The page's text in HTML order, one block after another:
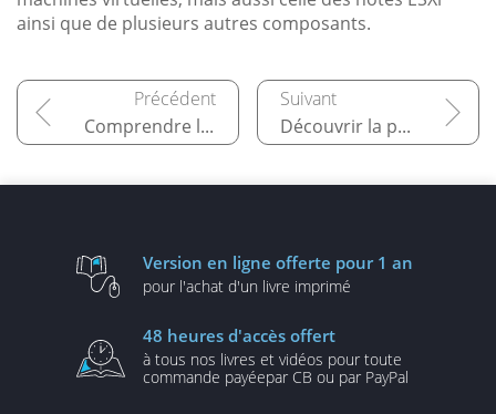
ainsi que de plusieurs autres composants.
Comprendre les machines virtuelles Découvrir la plateforme VMware vSphere 8
Version en ligne offerte pour 1 an
pour l'achat d'un livre imprimé
48 heures d'accès offert
à tous nos livres et vidéos pour toute
commande payéepar CB ou par PayPal